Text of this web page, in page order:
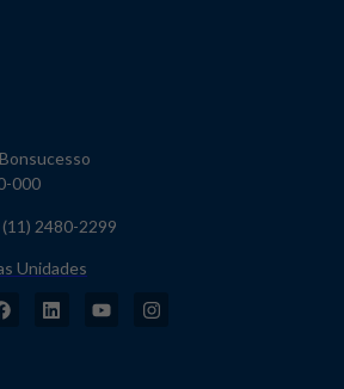
000
2480-2299
Unidades